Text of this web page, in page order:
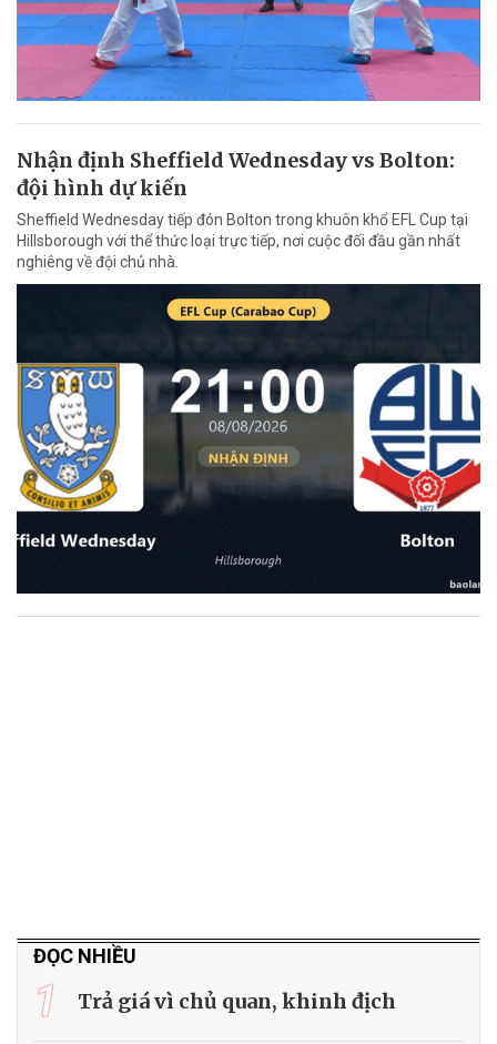
Nhận định Sheffield Wednesday vs Bolton:
đội hình dự kiến
Sheffield Wednesday tiếp đón Bolton trong khuôn khổ EFL Cup tại
Hillsborough với thể thức loại trực tiếp, nơi cuộc đối đầu gần nhất
nghiêng về đội chủ nhà.
ĐỌC NHIỀU
1 Trả giá vì chủ quan, khinh địch